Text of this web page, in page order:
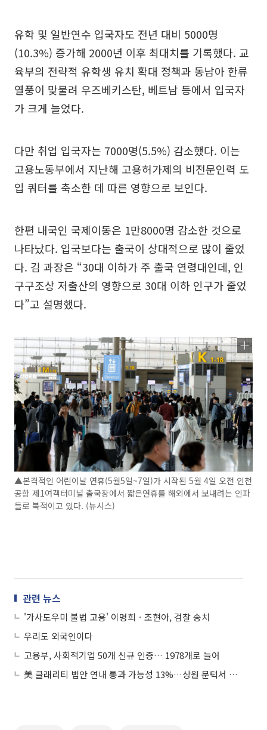
유학 및 일반연수 입국자도 전년 대비 5000명
(10.3%) 증가해 2000년 이후 최대치를 기록했다. 교
육부의 전략적 유학생 유치 확대 정책과 동남아 한류
열풍이 맞물려 우즈베키스탄, 베트남 등에서 입국자
가 크게 늘었다.
다만 취업 입국자는 7000명(5.5%) 감소했다. 이는
고용노동부에서 지난해 고용허가제의 비전문인력 도
입 쿼터를 축소한 데 따른 영향으로 보인다.
한편 내국인 국제이동은 1만8000명 감소한 것으로
나타났다. 입국보다는 출국이 상대적으로 많이 줄었
다. 김 과장은 “30대 이하가 주 출국 연령대인데, 인
구구조상 저출산의 영향으로 30대 이하 인구가 줄었
다”고 설명했다.
▲본격적인 어린이날 연휴(5월5일~7일)가 시작된 5월 4일 오전 인천
공항 제1여객터미널 출국장에서 짧은연휴를 해외에서 보내려는 인파
들로 북적이고 있다. (뉴시스)
관련 뉴스
'가사도우미 불법 고용' 이명희ㆍ조현아, 검찰 송치
우리도 외국인이다
고용부, 사회적기업 50개 신규 인증… 1978개로 늘어
美 클래리티 법안 연내 통과 가능성 13%…상원 문턱서 제동